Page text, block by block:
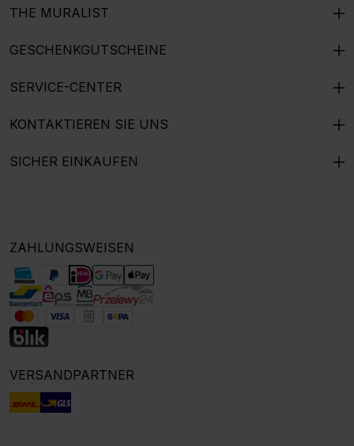
THE MURALIST
GESCHENKGUTSCHEINE
SERVICE-CENTER
KONTAKTIEREN SIE UNS
SICHER EINKAUFEN
ZAHLUNGSWEISEN
VERSANDPARTNER